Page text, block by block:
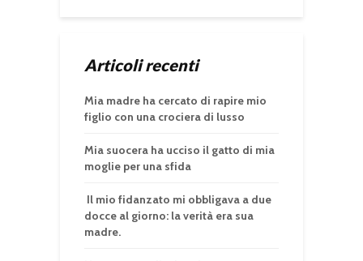
Articoli recenti
Mia madre ha cercato di rapire mio
figlio con una crociera di lusso
Mia suocera ha ucciso il gatto di mia
moglie per una sfida
Il mio fidanzato mi obbligava a due
docce al giorno: la verità era sua
madre.